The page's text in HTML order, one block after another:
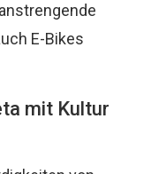
E-Bikes
mit Kultur